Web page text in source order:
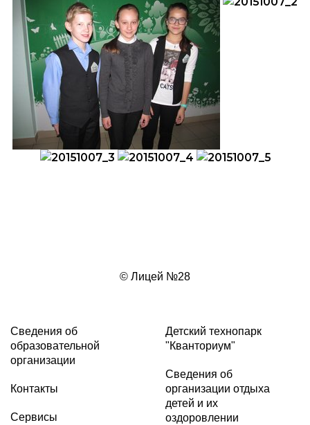
© Лицей №28
Сведения об
образовательной
организации
Контакты
Сервисы
Детский технопарк
"Кванториум"
Сведения об
организации отдыха
детей и их
оздоровлении